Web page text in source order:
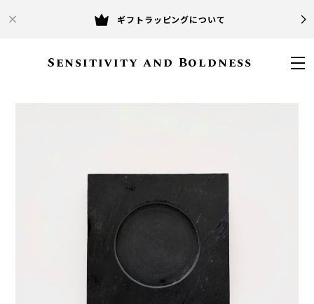
ギフトラッピングについて
Sensitivity and Boldness